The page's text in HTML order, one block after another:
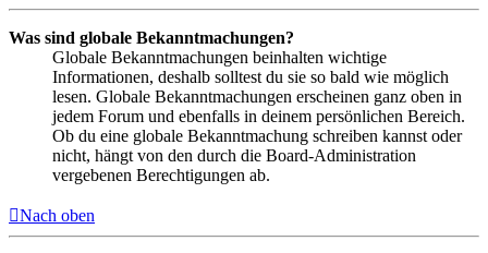
Was sind globale Bekanntmachungen?
Globale Bekanntmachungen beinhalten wichtige
Informationen, deshalb solltest du sie so bald wie möglich
lesen. Globale Bekanntmachungen erscheinen ganz oben in
jedem Forum und ebenfalls in deinem persönlichen Bereich.
Ob du eine globale Bekanntmachung schreiben kannst oder
nicht, hängt von den durch die Board-Administration
vergebenen Berechtigungen ab.
Nach oben